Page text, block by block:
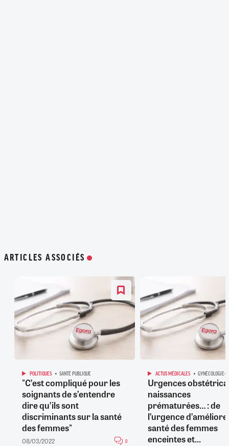
ARTICLES ASSOCIÉS
POLITIQUES SANTÉ PUBLIQUE
"C’est compliqué pour les
soignants de s’entendre
dire qu’ils sont
discriminants sur la santé
des femmes"
08/03/2022 0
ACTUS MÉDICALES GYNÉCOLOGIE-
Urgences
naissances
prématurées… : de
l’urgence
santé des femmes
enceintes et...